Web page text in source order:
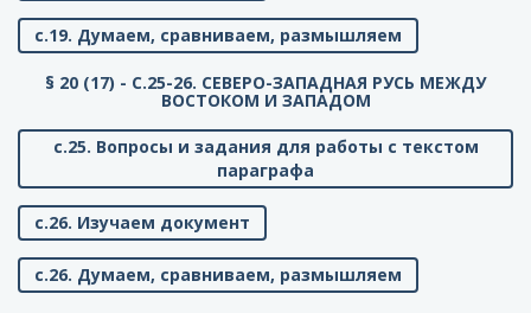
с.19. Думаем, сравниваем, размышляем
§ 20 (17) - C.25-26. СЕВЕРО-ЗАПАДНАЯ РУСЬ МЕЖДУ
ВОСТОКОМ И ЗАПАДОМ
с.25. Вопросы и задания для работы с текстом
параграфа
с.26. Изучаем документ
с.26. Думаем, сравниваем, размышляем